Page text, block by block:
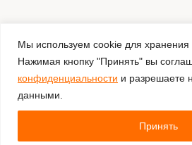
Мы используем cookie для хранения
Нажимая кнопку "Принять" вы
конфиденциальности и разрешаете
данными.
Принять